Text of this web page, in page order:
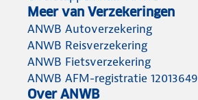
Meer van Verzekeringen
ANWB Autoverzekering
ANWB Reisverzekering
ANWB Fietsverzekering
ANWB AFM-registratie 12013649
Over ANWB